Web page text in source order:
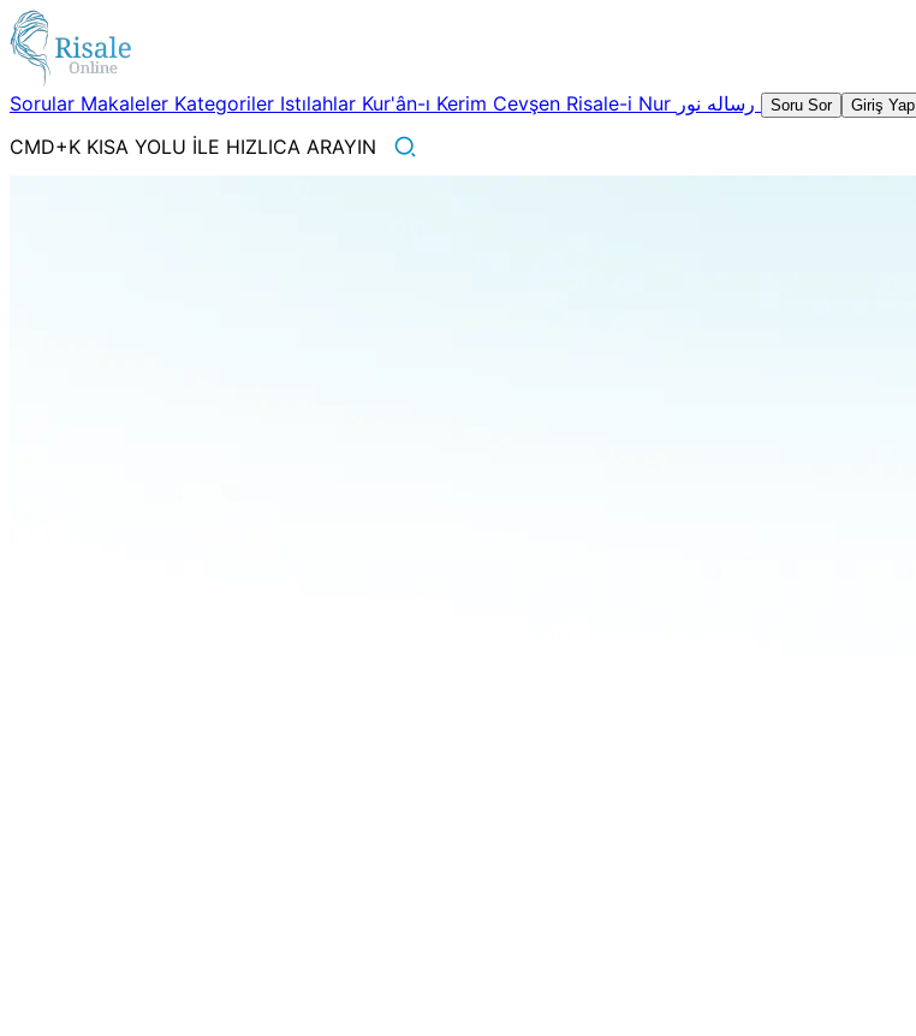
Sorular Makaleler Kategoriler Istılahlar Kur'ân-ı Kerim Cevşen Risale-i Nur Soru Sor Giriş Yap
CMD+K KISA YOLU İLE HIZLICA ARAYIN